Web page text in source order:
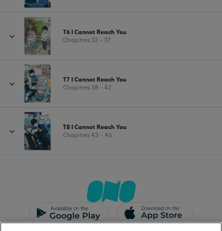
T6 I Cannot Reach You
Chapitres 32 - 37
T7 I Cannot Reach You
Chapitres 38 - 42
T8 I Cannot Reach You
Chapitres 43 - 46